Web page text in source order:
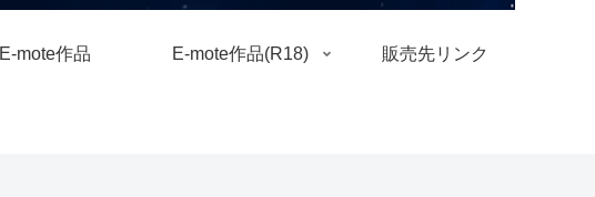
E-mote作品 E-mote作品(R18) 販売先リンク